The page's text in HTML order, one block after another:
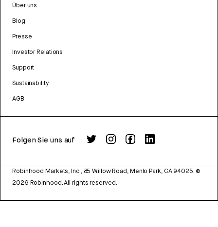
Über uns
Blog
Presse
Investor Relations
Support
Sustainability
AGB
Folgen Sie uns auf
Robinhood Markets, Inc., 85 Willow Road, Menlo Park, CA 94025. ©
2026 Robinhood. All rights reserved.